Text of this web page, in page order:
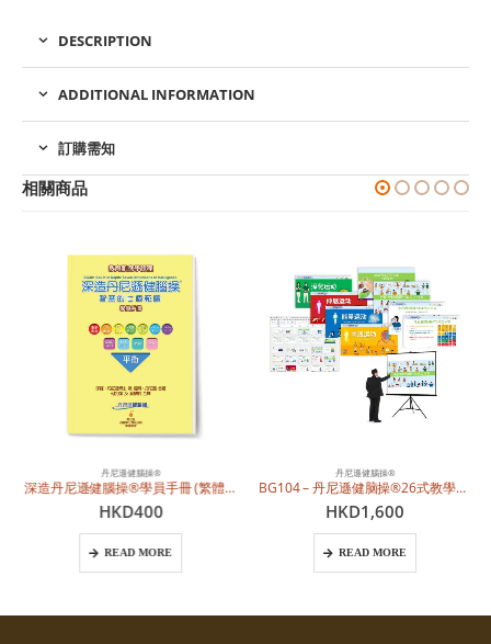
DESCRIPTION
ADDITIONAL INFORMATION
訂購需知
相關商品
丹尼遜健腦操®
深造丹尼遜健腦操®學員手冊 (繁體中文)
HKD400
READ MORE
丹尼遜健腦操®
BG104 – 丹尼遜健脑操®26式教學投影片（PPT檔）(簡體中文)
HKD1,600
READ MORE